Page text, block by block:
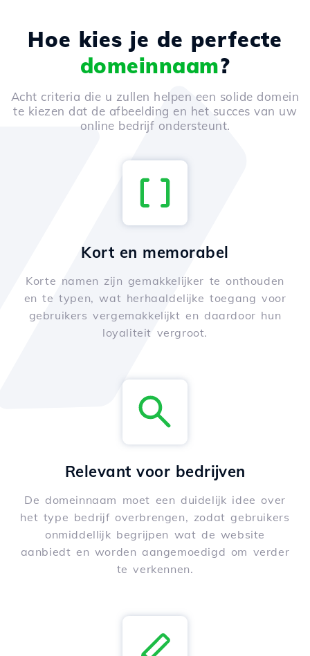
Hoe kies je de perfecte
domeinnaam?
Acht criteria die u zullen helpen een solide domein
te kiezen dat de afbeelding en het succes van uw
online bedrijf ondersteunt.
Kort en memorabel
Korte namen zijn gemakkelijker te onthouden
en te typen, wat herhaaldelijke toegang voor
gebruikers vergemakkelijkt en daardoor hun
loyaliteit vergroot.
Relevant voor bedrijven
De domeinnaam moet een duidelijk idee over
het type bedrijf overbrengen, zodat gebruikers
onmiddellijk begrijpen wat de website
aanbiedt en worden aangemoedigd om verder
te verkennen.